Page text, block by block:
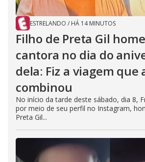
ESTRELANDO / HÁ 14 MINUTOS
Filho de Preta Gil
cantora no dia do
dela: Fiz a viagem que
combinou
No início da tarde deste sábado, dia 8,
por meio de seu perfil no Instagram,
Preta Gil...